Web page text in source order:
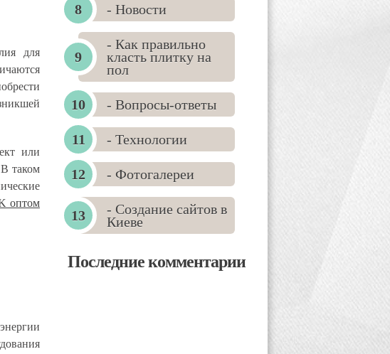
для
или
таком
оптом
- Новости
- Как правильно
класть плитку на
пол
- Вопросы-ответы
- Технологии
- Фотогалереи
- Создание сайтов в
Киеве
Последние комментарии